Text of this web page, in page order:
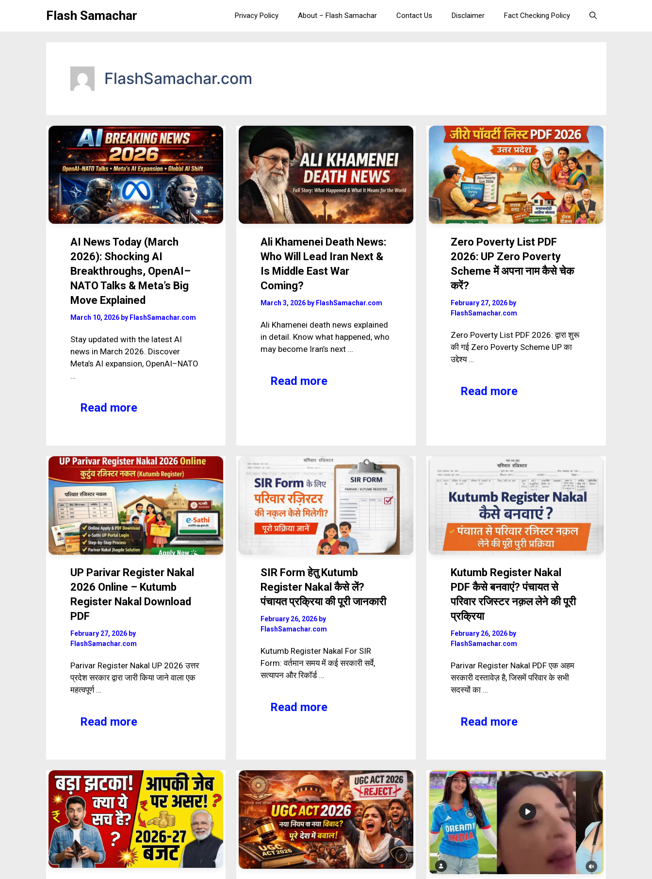
Flash Samachar Privacy Policy About – Flash Samachar Contact Us Disclaimer Fact Checking Policy
FlashSamachar.com
AI News Today (March
2026): Shocking AI
Breakthroughs, OpenAI–
NATO Talks & Meta’s Big
Move Explained
March 10, 2026 by FlashSamachar.com
Stay updated with the latest AI
news in March 2026. Discover
Meta’s AI expansion, OpenAI–NATO
…
Read more
Ali Khamenei Death News:
Who Will Lead Iran Next &
Is Middle East War
Coming?
March 3, 2026 by FlashSamachar.com
Ali Khamenei death news explained
in detail. Know what happened, who
may become Iran’s next …
Read more
Zero Poverty List PDF
2026: UP Zero Poverty
Scheme में अपना नाम कैसे चेक
करें?
February 27, 2026 by
FlashSamachar.com
Zero Poverty List PDF 2026: द्वारा शुरू
की गई Zero Poverty Scheme UP का
उद्देश्य …
Read more
UP Parivar Register Nakal
2026 Online – Kutumb
Register Nakal Download
PDF
February 27, 2026 by
FlashSamachar.com
Parivar Register Nakal UP 2026 उत्तर
प्रदेश सरकार द्वारा जारी किया जाने वाला एक
महत्वपूर्ण …
Read more
SIR Form हेतु Kutumb
Register Nakal कैसे लें?
पंचायत प्रक्रिया की पूरी जानकारी
February 26, 2026 by
FlashSamachar.com
Kutumb Register Nakal For SIR
Form: वर्तमान समय में कई सरकारी सर्वे,
सत्यापन और रिकॉर्ड …
Read more
Kutumb Register Nakal
PDF कैसे बनवाएं? पंचायत से
परिवार रजिस्टर नक़ल लेने की पूरी
प्रक्रिया
February 26, 2026 by
FlashSamachar.com
Parivar Register Nakal PDF एक अहम
सरकारी दस्तावेज़ है, जिसमें परिवार के सभी
सदस्यों का …
Read more